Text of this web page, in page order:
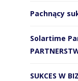
Pachnący
Solartime
SUKCES W